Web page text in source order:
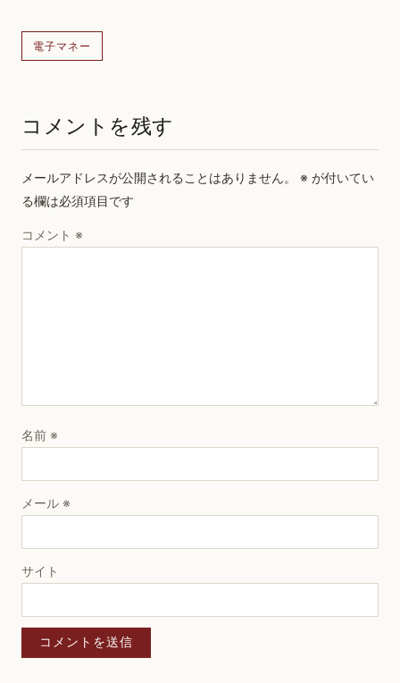
電子マネー
コメントを残す
メールアドレスが公開されることはありません。 ※ が付いてい
る欄は必須項目です
コメント ※
名前 ※
メール ※
サイト